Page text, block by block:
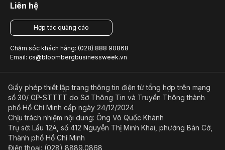
Liên hệ
Hợp tác quảng cáo
Chăm sóc khách hàng: (028) 888 90868
Email: cs@bloombergbusinessweek.vn
Giấy phép thiết lập trang thông tin điện tử tổng hợp trên mạng
số 30/ GP-STTTT do Sở Thông Tin và Truyền Thông thành
phố Hồ Chí Minh cấp ngày 24/12/2024
Chịu trách nhiệm nội dung: Ông Võ Quốc Khánh
Trụ sở: Lầu 12A, số 412 Nguyễn Thị Minh Khai, phường Bàn Cờ,
Thành phố Hồ Chí Minh
Điện thoại: (028) 8889.0868